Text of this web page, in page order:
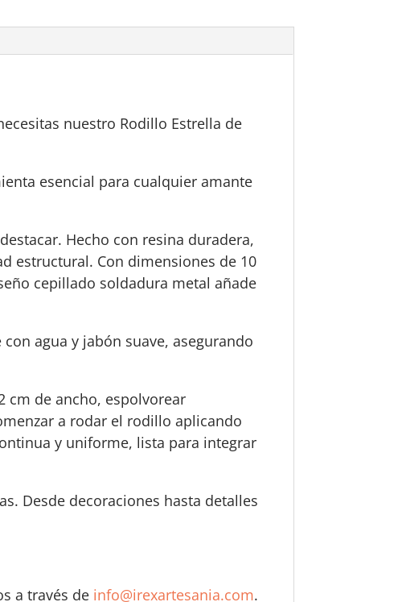
nuestro Rodillo Estrella de
esencial para cualquier amante
Hecho con resina duradera,
estructural. Con dimensiones de 10
cepillado soldadura metal añade
agua y jabón suave, asegurando
cm de ancho, espolvorear
a rodar el rodillo aplicando
y uniforme, lista para integrar
Desde decoraciones hasta detalles
a través de info@irexartesania.com.